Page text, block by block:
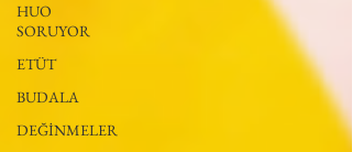
HUO
SORUYOR
ETÜT
BUDALA
DEĞİNMELER